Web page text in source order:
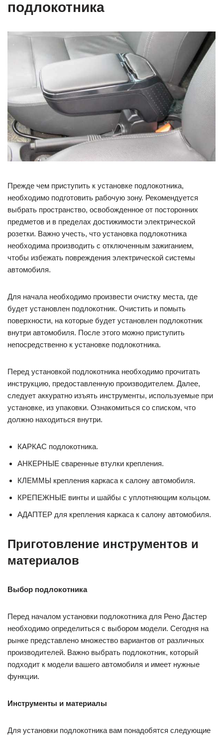
подлокотника
Прежде чем приступить к установке подлокотника,
необходимо подготовить рабочую зону. Рекомендуется
выбрать пространство, освобожденное от посторонних
предметов и в пределах достижимости электрической
розетки. Важно учесть, что установка подлокотника
необходима производить с отключенным зажиганием,
чтобы избежать повреждения электрической системы
автомобиля.
Для начала необходимо произвести очистку места, где
будет установлен подлокотник. Очистить и помыть
поверхности, на которые будет установлен подлокотник
внутри автомобиля. После этого можно приступить
непосредственно к установке подлокотника.
Перед установкой подлокотника необходимо прочитать
инструкцию, предоставленную производителем. Далее,
следует аккуратно изъять инструменты, используемые при
установке, из упаковки. Ознакомиться со списком, что
должно находиться внутри.
КАРКАС подлокотника.
АНКЕРНЫЕ сваренные втулки крепления.
КЛЕММЫ крепления каркаса к салону автомобиля.
КРЕПЕЖНЫЕ винты и шайбы с уплотняющим кольцом.
АДАПТЕР для крепления каркаса к салону автомобиля.
Приготовление инструментов и
материалов
Выбор подлокотника
Перед началом установки подлокотника для Рено Дастер
необходимо определиться с выбором модели. Сегодня на
рынке представлено множество вариантов от различных
производителей. Важно выбрать подлокотник, который
подходит к модели вашего автомобиля и имеет нужные
функции.
Инструменты и материалы
Для установки подлокотника вам понадобятся следующие